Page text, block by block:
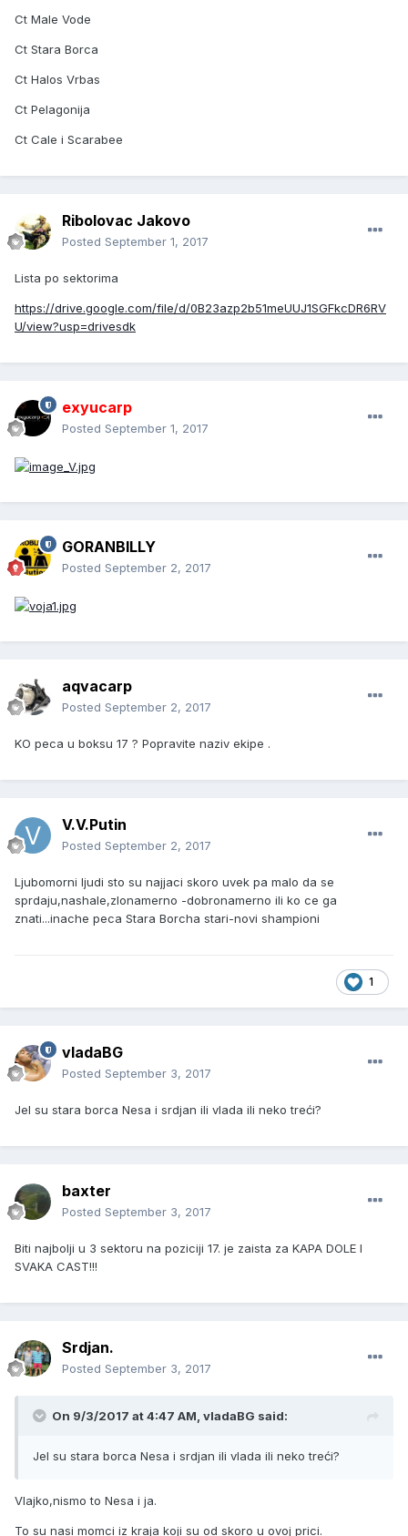
Ct Male Vode
Ct Stara Borca
Ct Halos Vrbas
Ct Pelagonija
Ct Cale i Scarabee
Ribolovac Jakovo
Posted September 1, 2017
Lista po sektorima
https://drive.google.com/file/d/0B23azp2b51meUUJ1SGFkcDR6RV
U/view?usp=drivesdk
exyucarp
Posted September 1, 2017
GORANBILLY
Posted September 2, 2017
aqvacarp
Posted September 2, 2017
KO peca u boksu 17 ? Popravite naziv ekipe .
V.V.Putin
Posted September 2, 2017
Ljubomorni ljudi sto su najjaci skoro uvek pa malo da se
sprdaju,nashale,zlonamerno -dobronamerno ili ko ce ga
znati...inache peca Stara Borcha stari-novi shampioni
1
vladaBG
Posted September 3, 2017
Jel su stara borca Nesa i srdjan ili vlada ili neko treći?
baxter
Posted September 3, 2017
Biti najbolji u 3 sektoru na poziciji 17. je zaista za KAPA DOLE I
SVAKA CAST!!!
Srdjan.
Posted September 3, 2017
On 9/3/2017 at 4:47 AM, vladaBG said:
Jel su stara borca Nesa i srdjan ili vlada ili neko treći?
Vlajko,nismo to Nesa i ja.
To su nasi momci iz kraja koji su od skoro u ovoj prici.